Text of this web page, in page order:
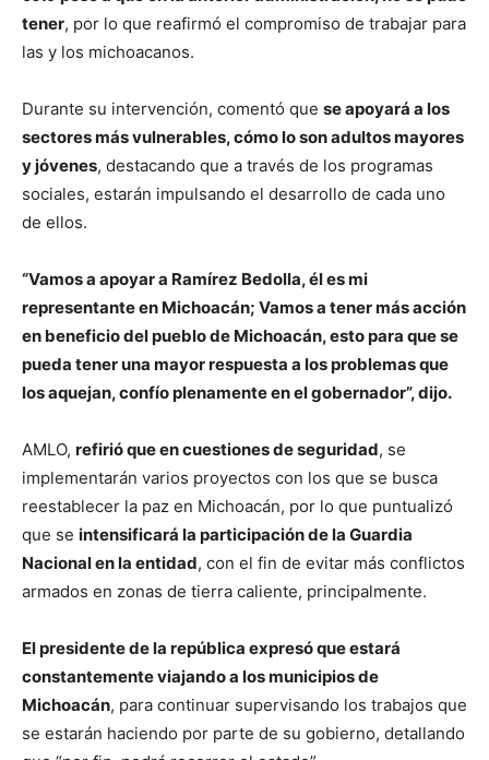
tener, por lo que reafirmó el compromiso de trabajar para
las y los michoacanos.
Durante su intervención, comentó que se apoyará a los
sectores más vulnerables, cómo lo son adultos mayores
y jóvenes, destacando que a través de los programas
sociales, estarán impulsando el desarrollo de cada uno
de ellos.
“Vamos a apoyar a Ramírez Bedolla, él es mi
representante en Michoacán; Vamos a tener más acción
en beneficio del pueblo de Michoacán, esto para que se
pueda tener una mayor respuesta a los problemas que
los aquejan, confío plenamente en el gobernador”, dijo.
AMLO, refirió que en cuestiones de seguridad, se
implementarán varios proyectos con los que se busca
reestablecer la paz en Michoacán, por lo que puntualizó
que se intensificará la participación de la Guardia
Nacional en la entidad, con el fin de evitar más conflictos
armados en zonas de tierra caliente, principalmente.
El presidente de la república expresó que estará
constantemente viajando a los municipios de
Michoacán, para continuar supervisando los trabajos que
se estarán haciendo por parte de su gobierno, detallando